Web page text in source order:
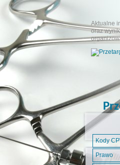
Aktualne
oraz
Kody
Prawo